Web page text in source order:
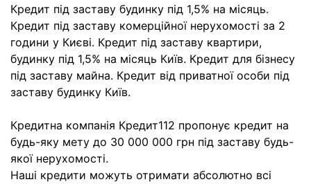
Кредит під заставу будинку під 1,5% на місяць.
Кредит під заставу комерційної нерухомості за 2
години у Києві. Кредит під заставу квартири,
будинку під 1,5% на місяць Київ. Кредит для бізнесу
під заставу майна. Кредит від приватної особи під
заставу будинку Київ.
Кредитна компанія Кредит112 пропонує кредит на
будь-яку мету до 30 000 000 грн під заставу будь-
якої нерухомості.
Наші кредити можуть отримати абсолютно всі